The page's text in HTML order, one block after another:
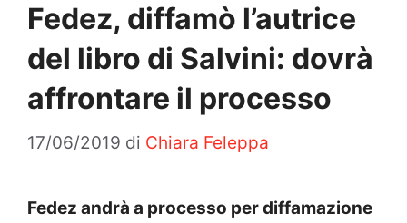
Fedez, diffamò l’autrice
del libro di Salvini: dovrà
affrontare il processo
17/06/2019 di Chiara Feleppa
Fedez andrà a processo per diffamazione